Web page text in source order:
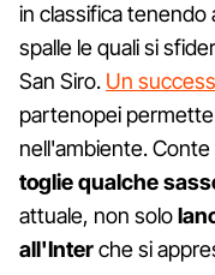
in classifica tenendo
spalle le quali si
San Siro. Un
partenopei
nell'ambiente.
toglie qualche
attuale, non solo
all'Interche si